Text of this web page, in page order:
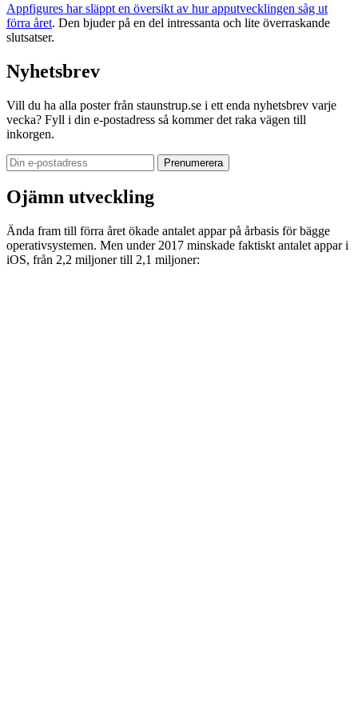
Appfigures har släppt en översikt av hur apputvecklingen såg ut
förra året. Den bjuder på en del intressanta och lite överraskande
slutsatser.
Nyhetsbrev
Vill du ha alla poster från staunstrup.se i ett enda nyhetsbrev varje
vecka? Fyll i din e-postadress så kommer det raka vägen till
inkorgen.
Ojämn utveckling
Ända fram till förra året ökade antalet appar på årbasis för bägge
operativsystemen. Men under 2017 minskade faktiskt antalet appar i
iOS, från 2,2 miljoner till 2,1 miljoner: